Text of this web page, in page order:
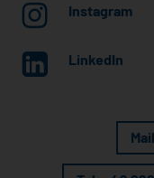
Instagram
LinkedIn